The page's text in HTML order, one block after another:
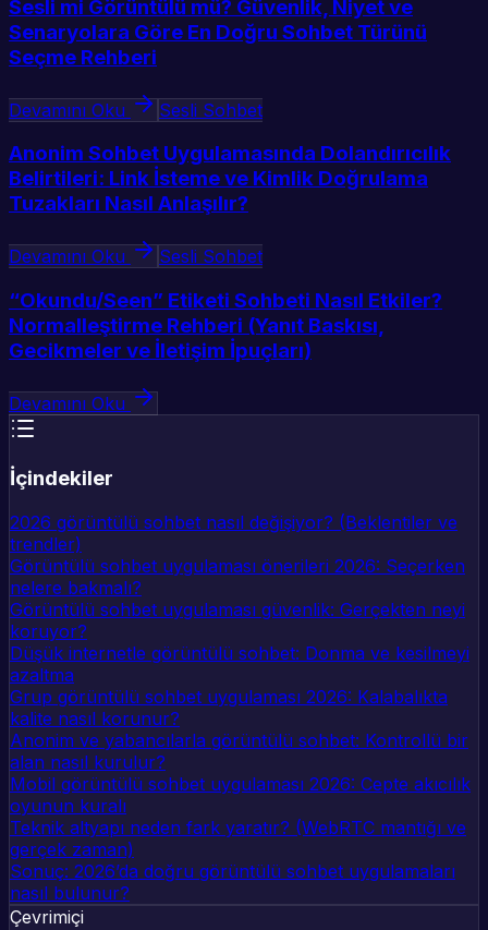
Sesli mi Görüntülü mü? Güvenlik, Niyet ve
Senaryolara Göre En Doğru Sohbet Türünü
Seçme Rehberi
Devamını Oku Sesli Sohbet
Anonim Sohbet Uygulamasında Dolandırıcılık
Belirtileri: Link İsteme ve Kimlik Doğrulama
Tuzakları Nasıl Anlaşılır?
Devamını Oku Sesli Sohbet
“Okundu/Seen” Etiketi Sohbeti Nasıl Etkiler?
Normalleştirme Rehberi (Yanıt Baskısı,
Gecikmeler ve İletişim İpuçları)
Devamını Oku
İçindekiler
2026 görüntülü sohbet nasıl değişiyor? (Beklentiler ve
trendler)
Görüntülü sohbet uygulaması önerileri 2026: Seçerken
nelere bakmalı?
Görüntülü sohbet uygulaması güvenlik: Gerçekten neyi
koruyor?
Düşük internetle görüntülü sohbet: Donma ve kesilmeyi
azaltma
Grup görüntülü sohbet uygulaması 2026: Kalabalıkta
kalite nasıl korunur?
Anonim ve yabancılarla görüntülü sohbet: Kontrollü bir
alan nasıl kurulur?
Mobil görüntülü sohbet uygulaması 2026: Cepte akıcılık
oyunun kuralı
Teknik altyapı neden fark yaratır? (WebRTC mantığı ve
gerçek zaman)
Sonuç: 2026’da doğru görüntülü sohbet uygulamaları
nasıl bulunur?
Çevrimiçi